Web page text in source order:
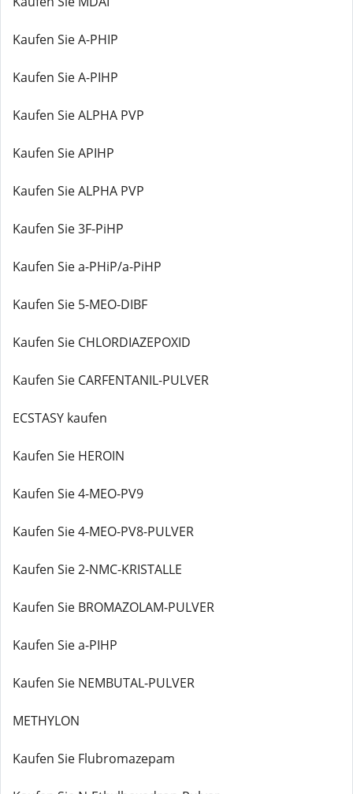
Kaufen Sie A-PHIP
Kaufen Sie A-PIHP
Kaufen Sie ALPHA PVP
Kaufen Sie APIHP
Kaufen Sie ALPHA PVP
Kaufen Sie 3F-PiHP
Kaufen Sie a-PHiP/a-PiHP
Kaufen Sie 5-MEO-DIBF
Kaufen Sie CHLORDIAZEPOXID
Kaufen Sie CARFENTANIL-PULVER
ECSTASY kaufen
Kaufen Sie HEROIN
Kaufen Sie 4-MEO-PV9
Kaufen Sie 4-MEO-PV8-PULVER
Kaufen Sie 2-NMC-KRISTALLE
Kaufen Sie BROMAZOLAM-PULVER
Kaufen Sie a-PIHP
Kaufen Sie NEMBUTAL-PULVER
METHYLON
Kaufen Sie Flubromazepam